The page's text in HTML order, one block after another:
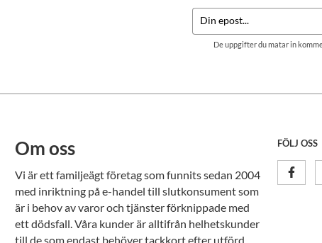
De uppgifter du matar in
Om oss
Vi är ett familjeägt företag som funnits sedan 2004
med inriktning på e-handel till slutkonsument som
är i behov av varor och tjänster förknippade med
ett dödsfall. Våra kunder är alltifrån helhetskunder
till de som endast behöver tackkort efter utförd
FÖLJ OSS